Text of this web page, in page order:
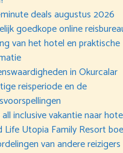
deals augustus 2026
goedkope online
van het hotel en praktische
in Okurcalar
reisperiode en de
all inclusive vakantie naar
Life Utopia Family Resort
van andere reizigers